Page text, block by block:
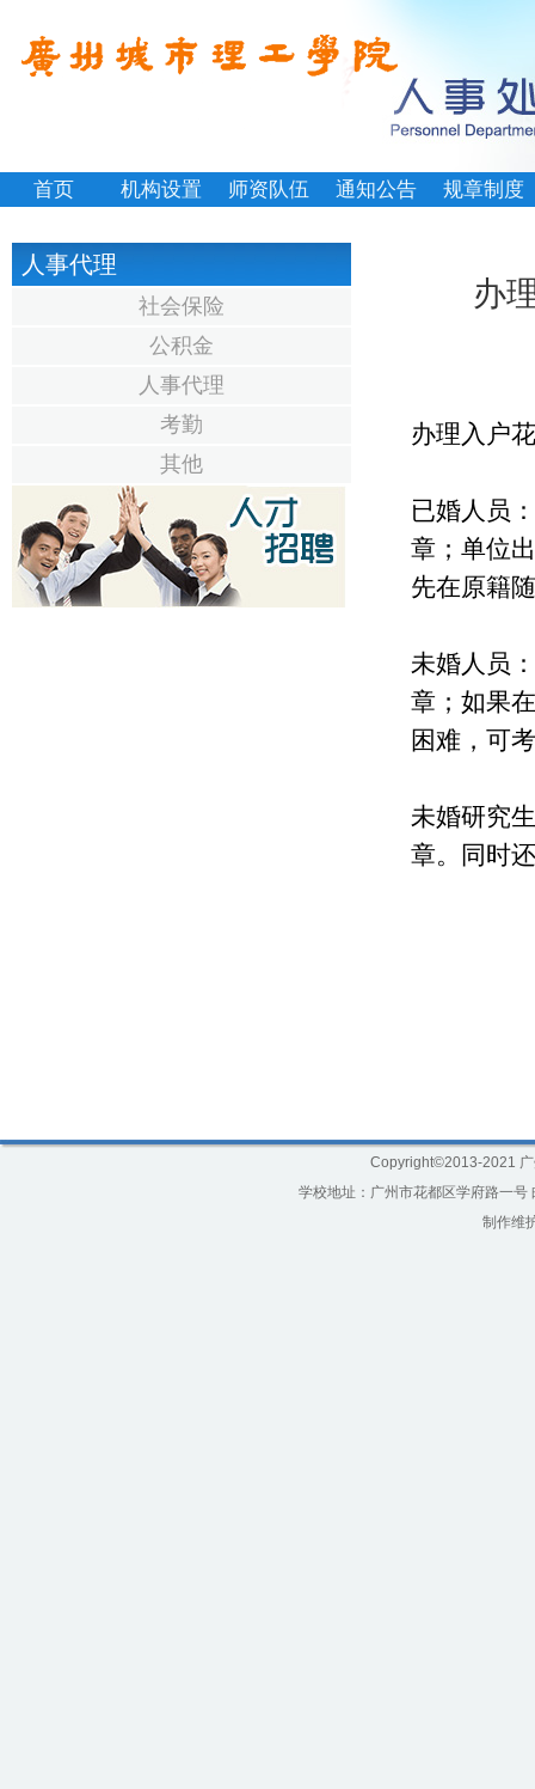
首页 机构设置 师资队伍 通知公告 规章制度
人事代理
社会保险
公积金
人事代理
考勤
其他
办
办理入户
已婚人员
章；单位
先在原籍
未婚人员
章；如果
困难，可
未婚研究
章。同时
Copyright©2013-
学校地址：广州市花都区学府路一
制作维